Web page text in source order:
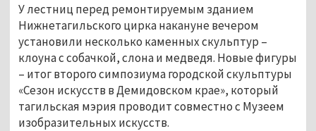
У лестниц перед ремонтируемым зданием
Нижнетагильского цирка накануне вечером
установили несколько каменных скульптур –
клоуна с собачкой, слона и медведя. Новые фигуры
– итог второго симпозиума городской скульптуры
«Сезон искусств в Демидовском крае», который
тагильская мэрия проводит совместно с Музеем
изобразительных искусств.